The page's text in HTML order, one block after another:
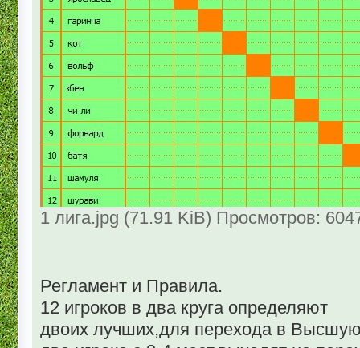
1 лига.jpg (71.91 KiB) Просмотров:
Регламент и Правила.
12 игроков в два круга определяют
двоих лучших,для перехода в Высшую